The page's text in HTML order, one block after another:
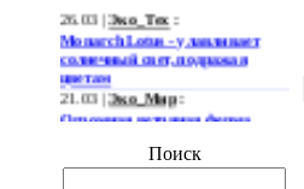
Monarch Lotus - улавливает
солнечный свет, подражая
цветам
21.03 |Эко_Мир
Огромная ветряная ферма
позволит Южной Корее
Эко_Мир:
Поиск